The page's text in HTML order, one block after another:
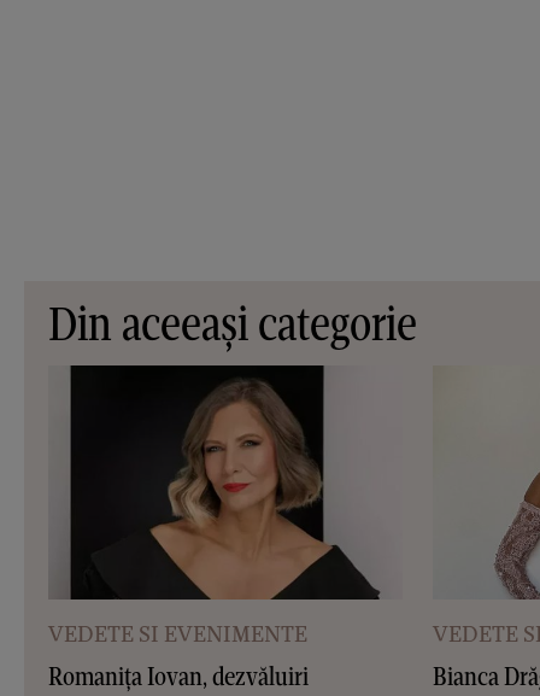
Din aceeași categorie
VEDETE SI EVENIMENTE
Romanița Iovan, dezvăluiri
VEDETE
Bianca